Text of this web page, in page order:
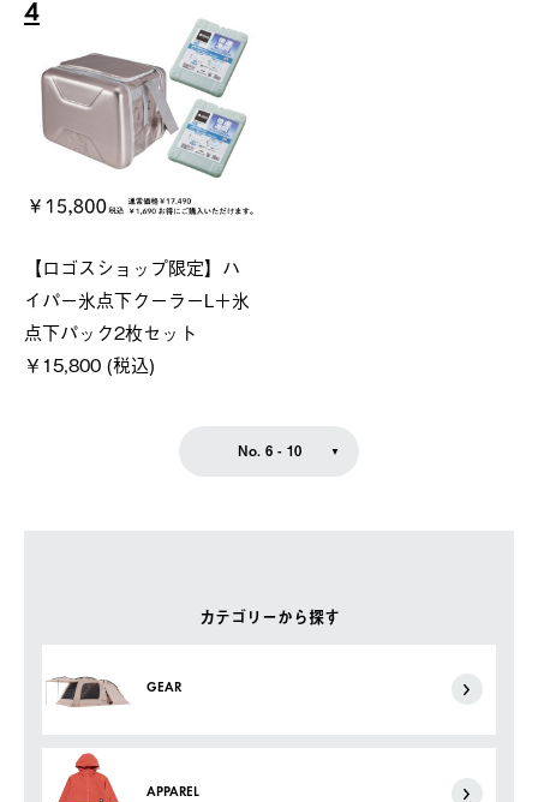
カテゴリーから探す
GEAR
APPAREL
4
【ロゴスショップ限定】ハ
イパー氷点下クーラーL＋氷
点下パック2枚セット
￥15,800 (税込)
No. 6 - 10